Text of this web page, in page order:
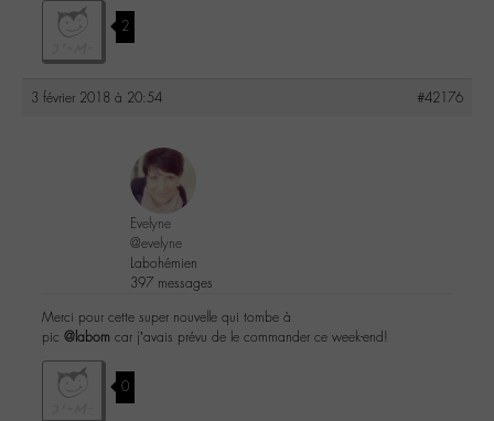
2
3 février 2018 à 20:54 #42176
Evelyne
@evelyne
Labohémien
397 messages
Merci pour cette super nouvelle qui tombe à
pic @labom car j’avais prévu de le commander ce week-end!
0